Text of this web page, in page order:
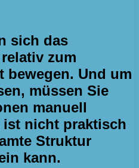
sich das
zum
bewegen. Und um
müssen Sie
manuell
nicht praktisch
Struktur
kann.